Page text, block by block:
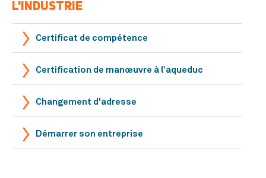
L'INDUSTRIE
Certificat de compétence
Certification de manœuvre à l’aqueduc
Changement d'adresse
Démarrer son entreprise